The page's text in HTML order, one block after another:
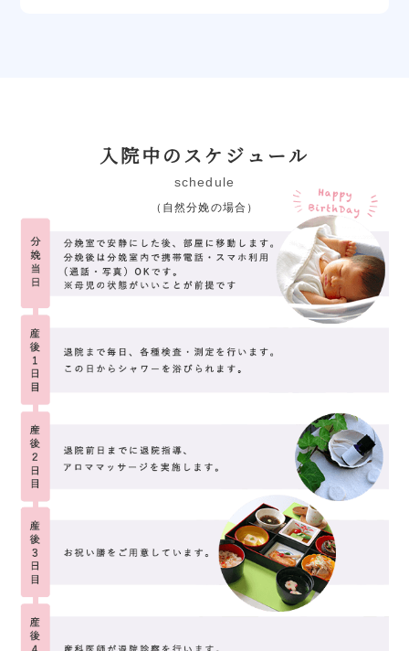
入院中のスケジュール
schedule
（自然分娩の場合）